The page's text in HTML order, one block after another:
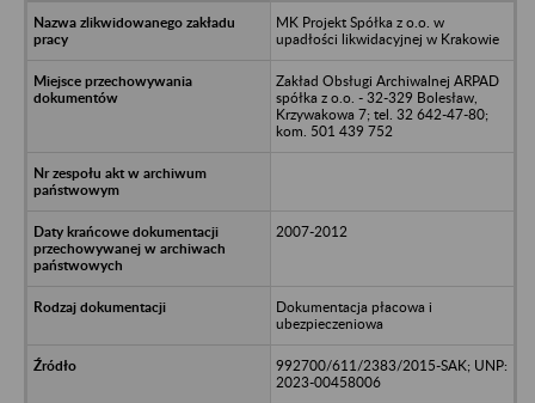
MK Projekt Spółka z o.o. w
upadłości likwidacyjnej w Krakowie
Zakład Obsługi Archiwalnej ARPAD
spółka z o.o. - 32-329 Bolesław,
Krzywakowa 7; tel. 32 642-47-80;
kom. 501 439 752
2007-2012
Dokumentacja płacowa i
ubezpieczeniowa
992700/611/2383/2015-SAK; UNP:
2023-00458006